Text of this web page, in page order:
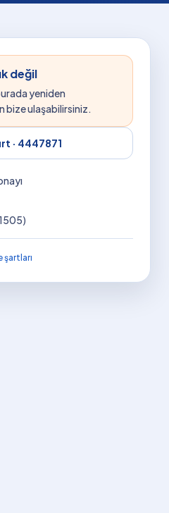
değil
yeniden
bize ulaşabilirsiniz.
· 4447871
şartları